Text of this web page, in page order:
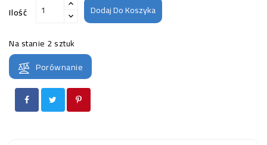
Ilość Dodaj Do Koszyka
Na stanie 2 sztuk
Porównanie